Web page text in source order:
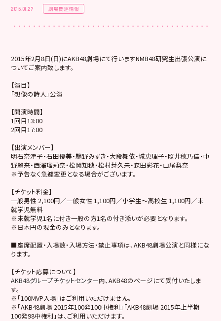
2015.01.27 劇場関連情報
2015年2月8日(日)にAKB48劇場にて行いますNMB48研究生出張公演に
ついてご案内致します。
【演目】
「想像の詩人」公演
【開演時間】
1回目13:00
2回目17:00
【出演メンバー】
明石奈津子・石田優美・鵜野みずき・大段舞依・城恵理子・照井穂乃佳・中
野麗来・西澤瑠莉奈・松岡知穂・松村芽久未・森田彩花・山尾梨奈
※予告なく急遽変更となる場合がございます。
【チケット料金】
一般男性 2,100円／一般女性 1,100円／小学生～高校生 1,100円／未
就学児無料
※未就学児1名に付き一般の方1名の付き添いが必要となります。
※日本円の現金のみとなります。
■座席配置・入場数・入場方法・禁止事項は、AKB48劇場公演と同様にな
ります。
【チケット応募について】
AKB48グループチケットセンター内、AKB48のページにて受付いたしま
す。
※「100MVP入場」はご利用いただけません。
※「AKB48劇場 2015年100発100中権利」「AKB48劇場 2015年上半期
100発98中権利」は、ご利用いただけます。